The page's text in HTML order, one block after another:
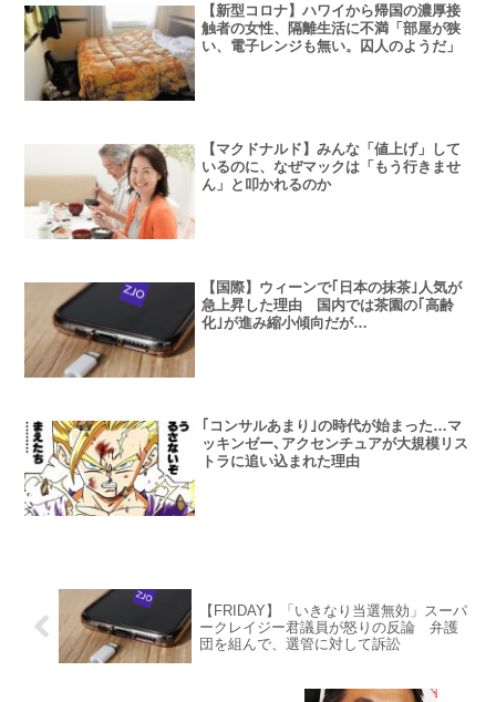
【新型コロナ】ハワイから帰国の濃厚接
触者の女性、隔離生活に不満「部屋が狭
い、電子レンジも無い。囚人のようだ」
【マクドナルド】みんな「値上げ」して
いるのに、なぜマックは「もう行きませ
ん」と叩かれるのか
【国際】ウィーンで｢日本の抹茶｣人気が
急上昇した理由 国内では茶園の｢高齢
化｣が進み縮小傾向だが…
｢コンサルあまり｣の時代が始まった…マ
ッキンゼー､アクセンチュアが大規模リス
トラに追い込まれた理由
【FRIDAY】「いきなり当選無効」スーパ
ークレイジー君議員が怒りの反論 弁護
団を組んで、選管に対して訴訟